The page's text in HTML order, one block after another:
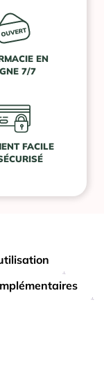
EN
7/7
FACILE